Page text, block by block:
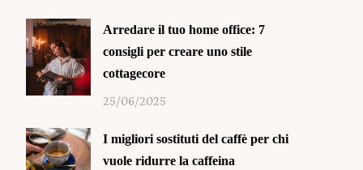
Arredare il tuo home office: 7
consigli per creare uno stile
cottagecore
25/06/2025
I migliori sostituti del caffè per chi
vuole ridurre la caffeina